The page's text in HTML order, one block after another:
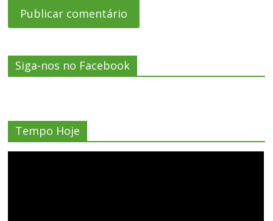
Siga-nos no Facebook
Tempo Hoje